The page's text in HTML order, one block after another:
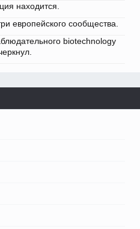
находится.
европейского сообщества.
biotechnology